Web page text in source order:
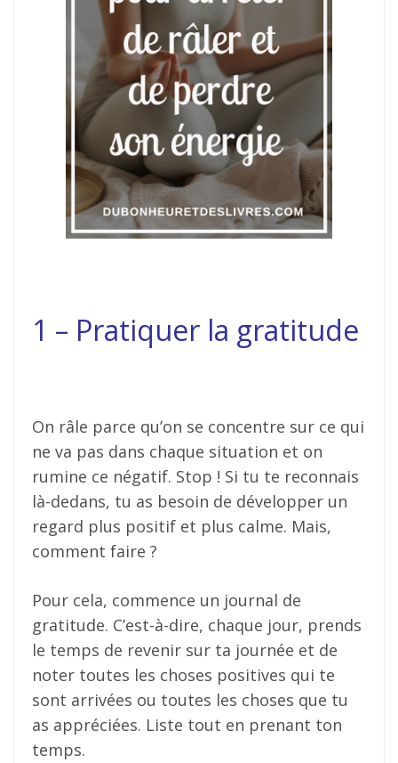
1 – Pratiquer la gratitude
On râle parce qu’on se concentre sur ce qui
ne va pas dans chaque situation et on
rumine ce négatif. Stop ! Si tu te reconnais
là-dedans, tu as besoin de développer un
regard plus positif et plus calme. Mais,
comment faire ?
Pour cela, commence un journal de
gratitude. C’est-à-dire, chaque jour, prends
le temps de revenir sur ta journée et de
noter toutes les choses positives qui te
sont arrivées ou toutes les choses que tu
as appréciées. Liste tout en prenant ton
temps.